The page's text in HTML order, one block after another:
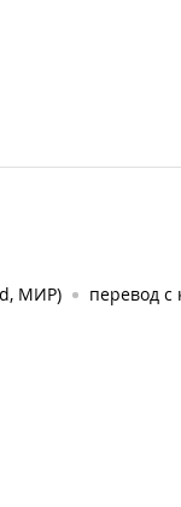
МИР)
перевод с